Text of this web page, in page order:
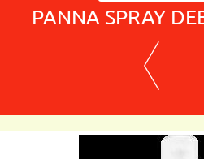
PANNA SPRAY